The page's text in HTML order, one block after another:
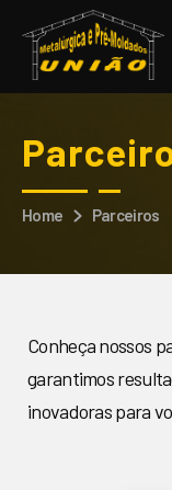
Home Parceiros
Conheça nossos
garantimos
inovadoras para